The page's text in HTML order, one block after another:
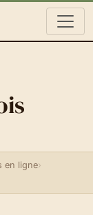
en ligne›